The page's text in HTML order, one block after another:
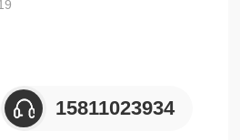
mg/L）。
15811023934